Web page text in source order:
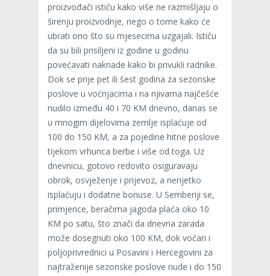
proizvođači ističu kako više ne razmišljaju o
širenju proizvodnje, nego o tome kako će
ubrati ono što su mjesecima uzgajali. Ističu
da su bili prisiljeni iz godine u godinu
povećavati naknade kako bi privukli radnike.
Dok se prije pet ili šest godina za sezonske
poslove u voćnjacima i na njivama najčešće
nudilo između 40 i 70 KM dnevno, danas se
u mnogim dijelovima zemlje isplaćuje od
100 do 150 KM, a za pojedine hitne poslove
tijekom vrhunca berbe i više od toga. Uz
dnevnicu, gotovo redovito osiguravaju
obrok, osvježenje i prijevoz, a nerijetko
isplaćuju i dodatne bonuse. U Semberiji se,
primjerice, beračima jagoda plaća oko 10
KM po satu, što znači da dnevna zarada
može dosegnuti oko 100 KM, dok voćari i
poljoprivrednici u Posavini i Hercegovini za
najtraženije sezonske poslove nude i do 150